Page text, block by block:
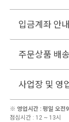
입금계좌 안내
주문상품 배
사업장 및 영
※ 영업시간 : 평일 오전
점심시간 : 12 ~ 13시